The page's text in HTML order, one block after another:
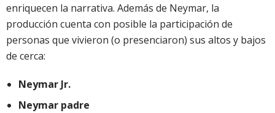
enriquecen la narrativa. Además de Neymar, la
producción cuenta con posible la participación de
personas que vivieron (o presenciaron) sus altos y bajos
de cerca:
Neymar Jr.
Neymar padre